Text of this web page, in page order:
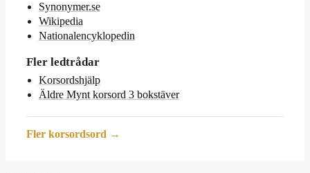
Synonymer.se
Wikipedia
Nationalencyklopedin
Fler ledtrådar
Korsordshjälp
Äldre Mynt korsord 3 bokstäver
Fler korsordsord →